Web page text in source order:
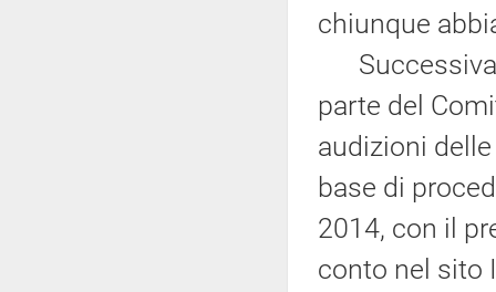
chiunque
parte del
audizioni
base di
2014, con il
conto nel sito